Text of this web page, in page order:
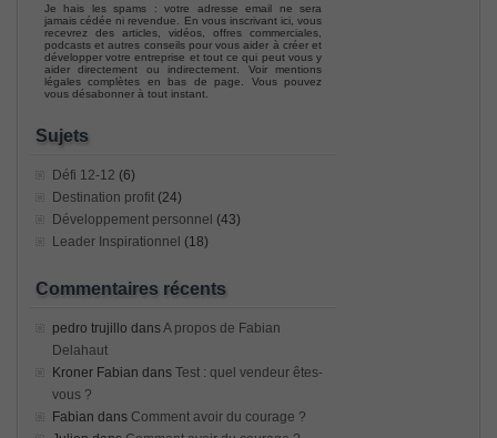
Je hais les spams : votre adresse email ne sera
jamais cédée ni revendue. En vous inscrivant ici, vous
recevrez des articles, vidéos, offres commerciales,
podcasts et autres conseils pour vous aider à créer et
développer votre entreprise et tout ce qui peut vous y
aider directement ou indirectement. Voir mentions
légales complètes en bas de page. Vous pouvez
vous désabonner à tout instant.
Sujets
Défi 12-12 (6)
Destination profit (24)
Développement personnel (43)
Leader Inspirationnel (18)
Commentaires récents
pedro trujillo dansA propos de Fabian
Delahaut
Kroner Fabian dans Test : quel vendeur êtes-
vous ?
Fabian dans Comment avoir du courage ?